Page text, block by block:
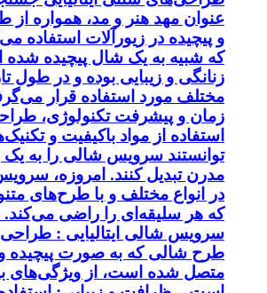
عنوان مهد هنر و مد، همواره از
و پیچیده در زیورآلات استفاده
که شبیه به یک شال پیچیده شده
زنانگی و زیبایی بوده و در طول
مختلف مورد استفاده قرار
زمان و پیشرفت تکنولوژی، طراحان
استفاده از مواد باکیفیت و
توانستند سرویس شالی را به یک
مدرن تبدیل کنند. امروزه، سرویس
در انواع مختلف و با طرح‌های
که هر سلیقه‌ای را راضی می‌کند.
سرویس شالی ایتالیایی : طراحی
طرح شالی که به صورت پیچیده و
متصل شده است، از ویژگی‌های